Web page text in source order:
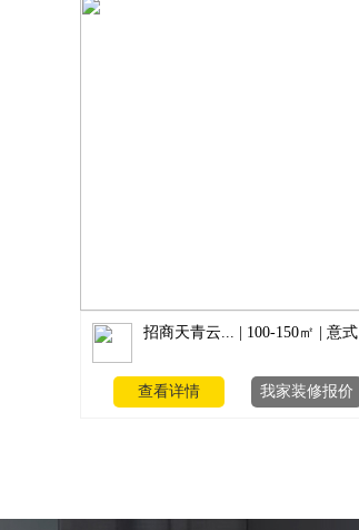
招商天青云... | 100-150㎡ | 意式
查看详情 我家装修报价